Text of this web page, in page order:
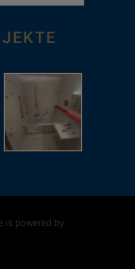
is powered by